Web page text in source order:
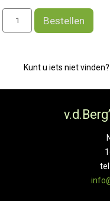
Cadeaukaart
aantal
Bestellen
Kunt u iets niet